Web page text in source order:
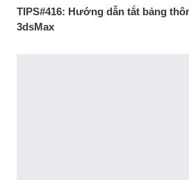
TIPS#416: Hướng dẫn tắt bảng
3dsMax